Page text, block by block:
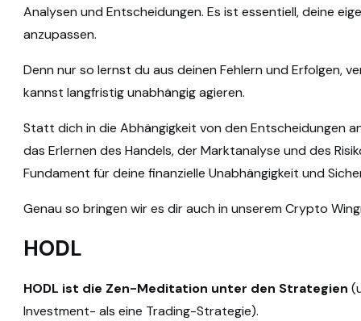
Analysen und Entscheidungen. Es ist essentiell, deine
anzupassen.
Denn nur so lernst du aus deinen Fehlern und Erfolgen,
kannst langfristig unabhängig agieren.
Statt dich in die Abhängigkeit von den Entscheidungen
das Erlernen des Handels, der Marktanalyse und des
Fundament für deine finanzielle Unabhängigkeit und
Genau so bringen wir es dir auch in unserem Crypto
HODL
HODL ist die Zen-Meditation unter den Strategien
Investment- als eine Trading-Strategie).